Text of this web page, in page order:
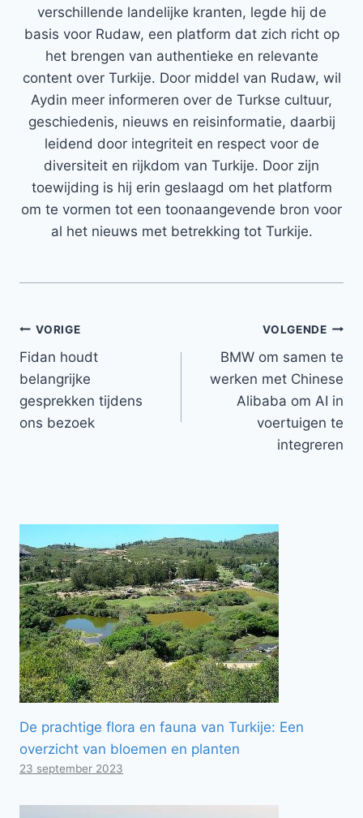
verschillende landelijke kranten, legde hij de
basis voor Rudaw, een platform dat zich richt op
het brengen van authentieke en relevante
content over Turkije. Door middel van Rudaw, wil
Aydin meer informeren over de Turkse cultuur,
geschiedenis, nieuws en reisinformatie, daarbij
leidend door integriteit en respect voor de
diversiteit en rijkdom van Turkije. Door zijn
toewijding is hij erin geslaagd om het platform
om te vormen tot een toonaangevende bron voor
al het nieuws met betrekking tot Turkije.
Bericht
navigatie
VORIGE
Fidan houdt
belangrijke
gesprekken tijdens
ons bezoek
VOLGENDE
BMW om samen te
werken met Chinese
Alibaba om AI in
voertuigen te
integreren
De prachtige flora en fauna van Turkije: Een
overzicht van bloemen en planten
23 september 2023